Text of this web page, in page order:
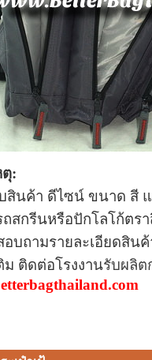
ตุ:
สินค้า ดีไซน์ ขนาด สี
ถสกรีนหรือปักโลโก้ตร
อบถามรายละเอียดสิน
ม ติดต่อโรงงานรับผลิต